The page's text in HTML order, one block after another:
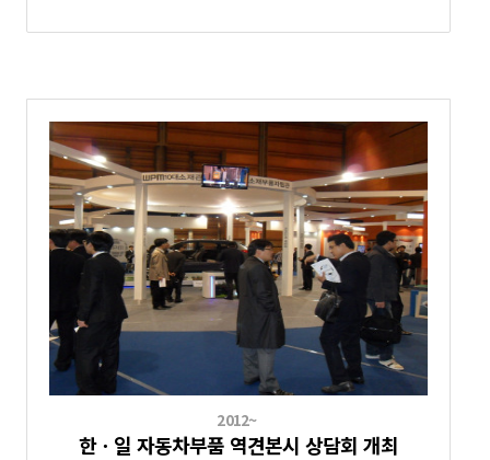
2012~
한ㆍ일 자동차부품 역견본시 상담회 개최